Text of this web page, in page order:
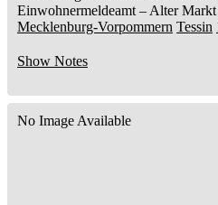
Einwohnermeldeamt – Alter Markt
Mecklenburg-Vorpommern Tessin
Show Notes
No Image Available